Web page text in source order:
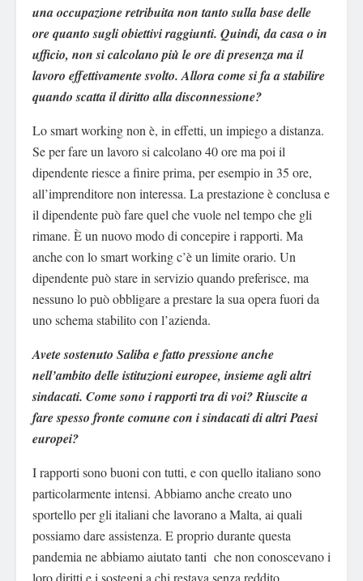
una occupazione retribuita non tanto sulla base delle
ore quanto sugli obiettivi raggiunti. Quindi, da casa o in
ufficio, non si calcolano più le ore di presenza ma il
lavoro effettivamente svolto. Allora come si fa a stabilire
quando scatta il diritto alla disconnessione?
Lo smart working non è, in effetti, un impiego a distanza.
Se per fare un lavoro si calcolano 40 ore ma poi il
dipendente riesce a finire prima, per esempio in 35 ore,
all’imprenditore non interessa. La prestazione è conclusa e
il dipendente può fare quel che vuole nel tempo che gli
rimane. È un nuovo modo di concepire i rapporti. Ma
anche con lo smart working c’è un limite orario. Un
dipendente può stare in servizio quando preferisce, ma
nessuno lo può obbligare a prestare la sua opera fuori da
uno schema stabilito con l’azienda.
Avete sostenuto Saliba e fatto pressione anche
nell’ambito delle istituzioni europee, insieme agli altri
sindacati. Come sono i rapporti tra di voi? Riuscite a
fare spesso fronte comune con i sindacati di altri Paesi
europei?
I rapporti sono buoni con tutti, e con quello italiano sono
particolarmente intensi. Abbiamo anche creato uno
sportello per gli italiani che lavorano a Malta, ai quali
possiamo dare assistenza. E proprio durante questa
pandemia ne abbiamo aiutato tanti che non conoscevano i
loro diritti e i sostegni a chi restava senza reddito.